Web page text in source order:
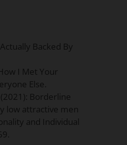
Backed By
I Met Your
Else.
Borderline
low attractive men
and Individual